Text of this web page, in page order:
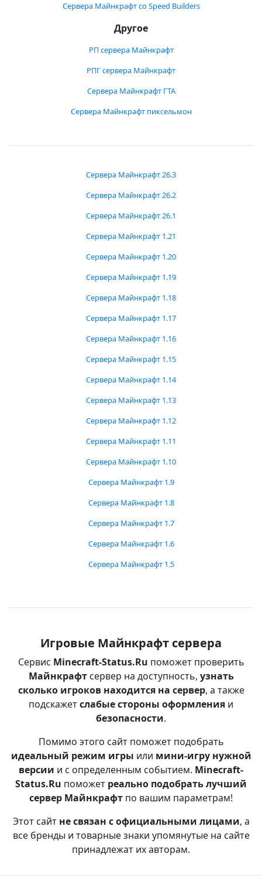
Сервера Майнкрафт со Speed Builders
Другое
РП сервера Майнкрафт
РПГ сервера Майнкрафт
Сервера Майнкрафт ГТА
Сервера Майнкрафт пиксельмон
Сервера Майнкрафт 26.3
Сервера Майнкрафт 26.2
Сервера Майнкрафт 26.1
Сервера Майнкрафт 1.21
Сервера Майнкрафт 1.20
Сервера Майнкрафт 1.19
Сервера Майнкрафт 1.18
Сервера Майнкрафт 1.17
Сервера Майнкрафт 1.16
Сервера Майнкрафт 1.15
Сервера Майнкрафт 1.14
Сервера Майнкрафт 1.13
Сервера Майнкрафт 1.12
Сервера Майнкрафт 1.11
Сервера Майнкрафт 1.10
Сервера Майнкрафт 1.9
Сервера Майнкрафт 1.8
Сервера Майнкрафт 1.7
Сервера Майнкрафт 1.6
Сервера Майнкрафт 1.5
Игровые Майнкрафт сервера
Сервис Minecraft-Status.Ru поможет проверить
Майнкрафтсервер на доступность, узнать
сколько игроков находится на сервер, а также
подскажетслабые стороны оформления и
безопасности.
Помимо этого сайт поможет подобрать
идеальный режим игры или мини-игру нужной
версии и с определенным событием. Minecraft-
Status.Ru поможет реально подобрать лучший
сервер Майнкрафт по вашим параметрам!
Этот сайт не связан с официальными лицами, а
все бренды и товарные знаки упомянутые на сайте
принадлежат их авторам.